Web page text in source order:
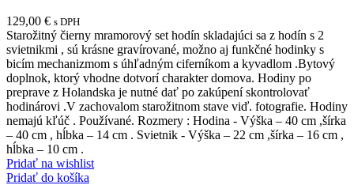
129,00 € s DPH
Starožitný čierny mramorový set hodín skladajúci sa z hodín s 2
svietnikmi , sú krásne gravírované, možno aj funkčné hodinky s
bicím mechanizmom s úhľadným ciferníkom a kyvadlom .Bytový
doplnok, ktorý vhodne dotvorí charakter domova. Hodiny po
preprave z Holandska je nutné dať po zakúpení skontrolovať
hodinárovi .V zachovalom starožitnom stave viď. fotografie. Hodiny
nemajú kľúč . Používané. Rozmery : Hodina - Výška – 40 cm ,šírka
– 40 cm , hĺbka – 14 cm . Svietnik - Výška – 22 cm ,šírka – 16 cm ,
hĺbka – 10 cm .
Pridať na wishlist
Pridať do košíka